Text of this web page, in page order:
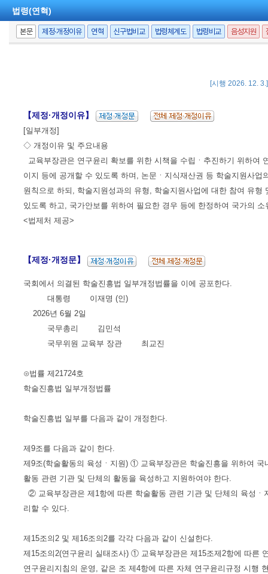
법령(연혁)
본문 제정·개정이유 연혁 신구법비교 법령체계도 법령비교 음성지원
[시행 2026. 12.
【제정·개정이유】
[일부개정]
◇ 개정이유 및 주요내용
교육부장관은 연구윤리 확보를 위한 시책을 수립ㆍ추진하기 위하여
이지 등에 공개할 수 있도록 하며, 논문ㆍ지식재산권 등 학술지원사
원칙으로 하되, 학술지원성과의 유형, 학술지원사업에 대한 참여 유
있도록 하고, 국가안보를 위하여 필요한 경우 등에 한정하여 국가의
<법제처 제공>
【제정·개정문】
국회에서 의결된 학술진흥법 일부개정법률을 이에 공포한다.
대통령 이재명 (인)
2026년 6월 2일
국무총리 김민석
국무위원 교육부 장관 최교진
⊙법률 제21724호
학술진흥법 일부개정법률
학술진흥법 일부를 다음과 같이 개정한다.
제9조를 다음과 같이 한다.
제9조(학술활동의 육성ㆍ지원) ① 교육부장관은 학술진흥을 위하여
활동 관련 기관 및 단체의 활동을 육성하고 지원하여야 한다.
② 교육부장관은 제1항에 따른 학술활동 관련 기관 및 단체의 육성
리할 수 있다.
제15조의2 및 제16조의2를 각각 다음과 같이 신설한다.
제15조의2(연구윤리 실태조사) ① 교육부장관은 제15조제2항에 따른
연구윤리지침의 운영, 같은 조 제4항에 따른 자체 연구윤리규정 시행